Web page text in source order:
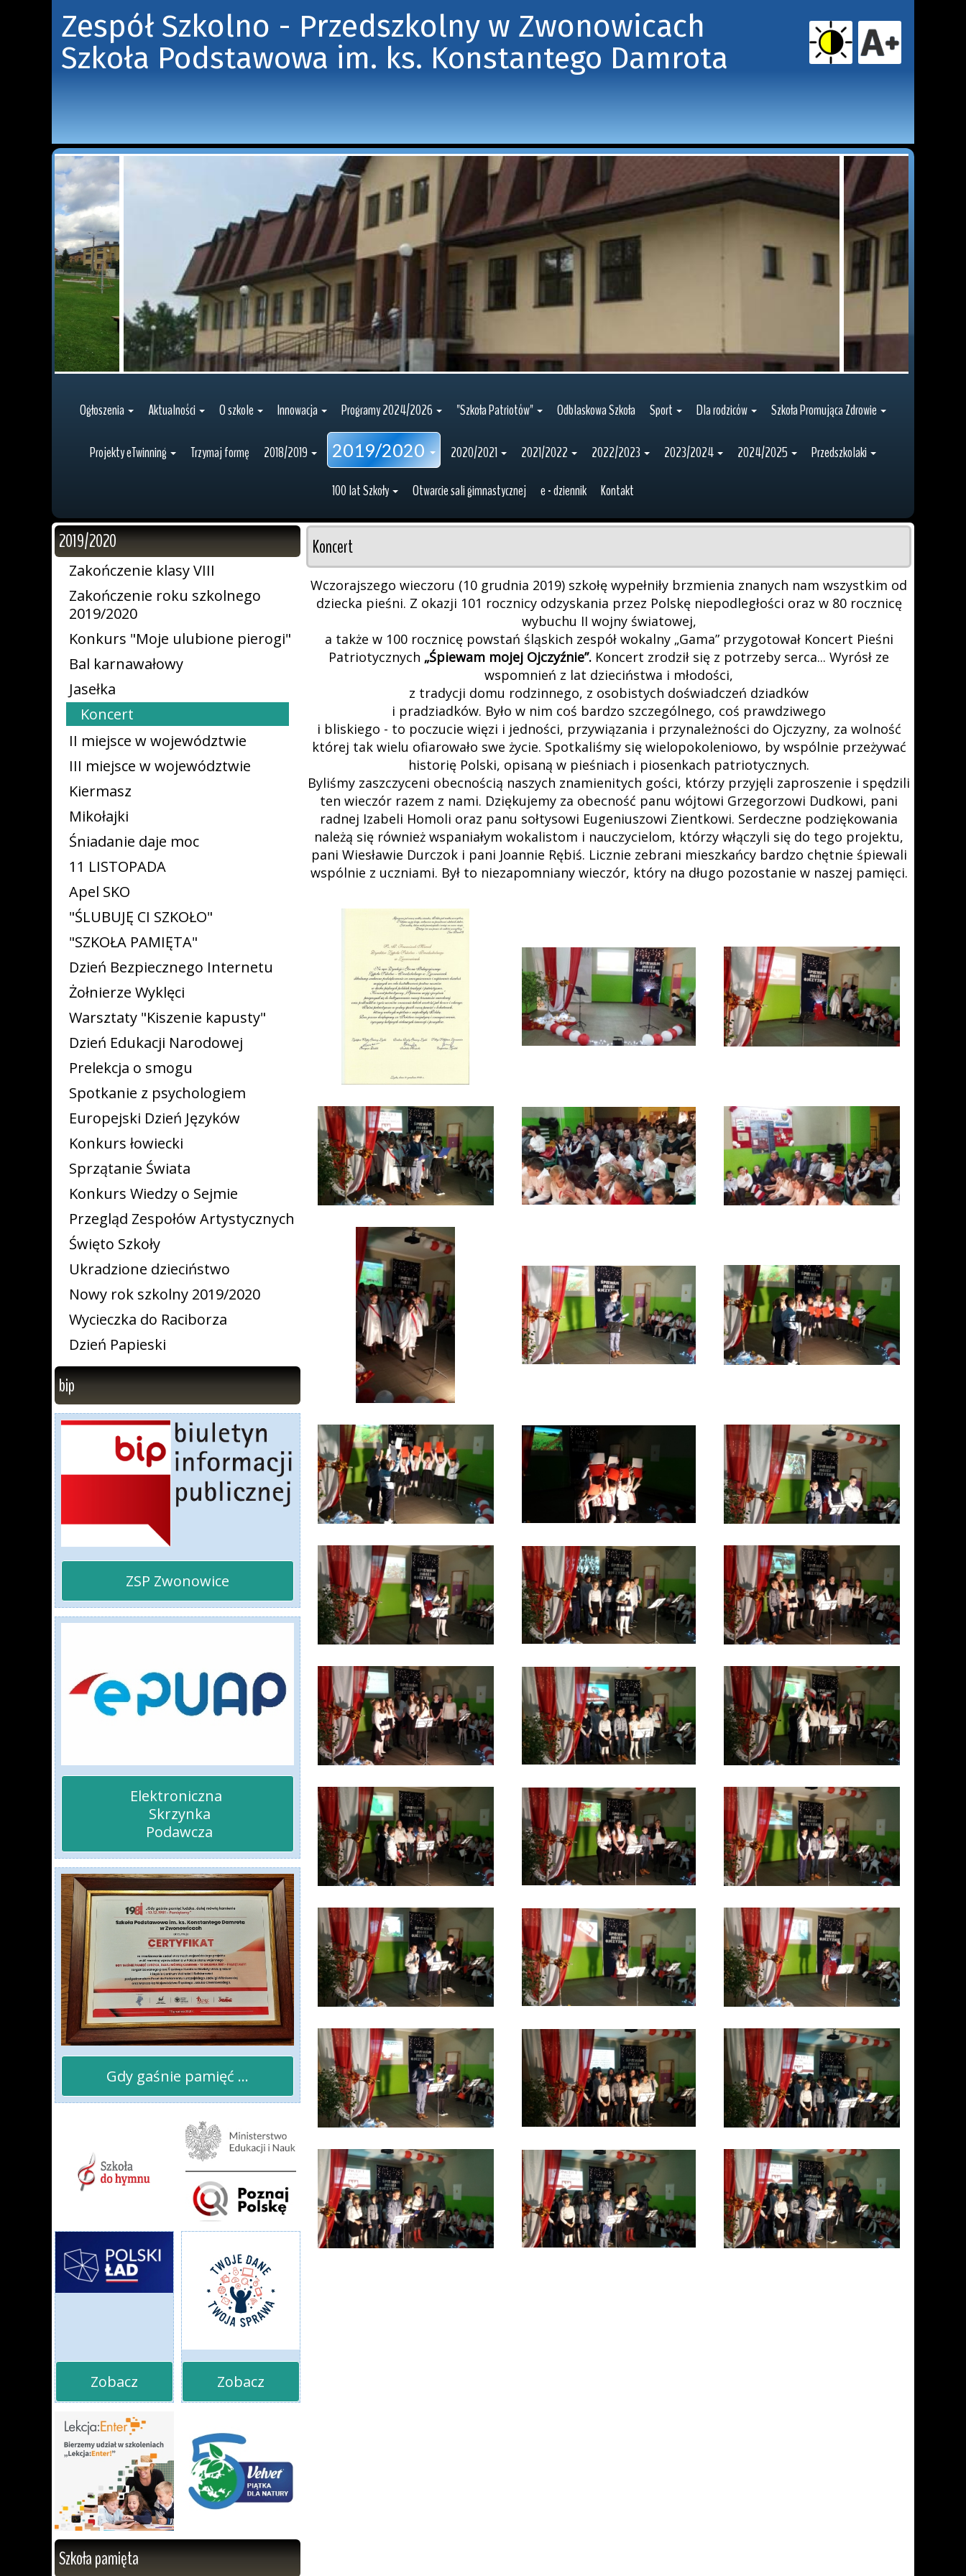
Zespół Szkolno - Przedszkolny w Zwonowicach
Szkoła Podstawowa im. ks. Konstantego Damrota
Ogłoszenia Aktualności O szkole Innowacja Programy 2024/2026 "Szkoła Patriotów" Odblaskowa Szkoła Sport Dla rodziców Szkoła Promująca Zdrowie
Projekty eTwinning Trzymaj formę 2018/2019 2019/2020 2020/2021 2021/2022 2022/2023 2023/2024 2024/2025
Przedszkolaki
100 lat Szkoły
Otwarcie sali gimnastycznej e - dziennik Kontakt
Koncert
Wczorajszego wieczoru (10 grudnia 2019) szkołę wypełniły brzmienia znanych nam wszystkim od
dziecka pieśni. Z okazji 101 rocznicy odzyskania przez Polskę niepodległości oraz w 80 rocznicę
wybuchu II wojny światowej,
a także w 100 rocznicę powstań śląskich zespół wokalny „Gama” przygotował Koncert Pieśni
Patriotycznych „Śpiewam mojej Ojczyźnie”. Koncert zrodził się z potrzeby serca... Wyrósł ze
wspomnień z lat dzieciństwa i młodości,
z tradycji domu rodzinnego, z osobistych doświadczeń dziadków
i pradziadków. Było w nim coś bardzo szczególnego, coś prawdziwego
i bliskiego - to poczucie więzi i jedności, przywiązania i przynależności do Ojczyzny, za wolność
której tak wielu ofiarowało swe życie. Spotkaliśmy się wielopokoleniowo, by wspólnie przeżywać
historię Polski, opisaną w pieśniach i piosenkach patriotycznych.
Byliśmy zaszczyceni obecnością naszych znamienitych gości, którzy przyjęli zaproszenie i spędzili
ten wieczór razem z nami. Dziękujemy za obecność panu wójtowi Grzegorzowi Dudkowi, pani
radnej Izabeli Homoli oraz panu sołtysowi Eugeniuszowi Zientkowi. Serdeczne podziękowania
należą się również wspaniałym wokalistom i nauczycielom, którzy włączyli się do tego projektu,
pani Wiesławie Durczok i pani Joannie Rębiś. Licznie zebrani mieszkańcy bardzo chętnie śpiewali
wspólnie z uczniami. Był to niezapomniany wieczór, który na długo pozostanie w naszej pamięci.
2019/2020
Zakończenie klasy VIII
Zakończenie roku szkolnego
2019/2020
Konkurs "Moje ulubione pierogi"
Bal karnawałowy
Jasełka
Koncert
II miejsce w województwie
III miejsce w województwie
Kiermasz
Mikołajki
Śniadanie daje moc
11 LISTOPADA
Apel SKO
"ŚLUBUJĘ CI SZKOŁO"
"SZKOŁA PAMIĘTA"
Dzień Bezpiecznego Internetu
Żołnierze Wyklęci
Warsztaty "Kiszenie kapusty"
Dzień Edukacji Narodowej
Prelekcja o smogu
Spotkanie z psychologiem
Europejski Dzień Języków
Konkurs łowiecki
Sprzątanie Świata
Konkurs Wiedzy o Sejmie
Przegląd Zespołów Artystycznych
Święto Szkoły
Ukradzione dzieciństwo
Nowy rok szkolny 2019/2020
Wycieczka do Raciborza
Dzień Papieski
bip
ZSP Zwonowice
Elektroniczna
Podawcza
Gdy gaśnie pamięć ...
Zobacz Zobacz
Szkoła pamięta